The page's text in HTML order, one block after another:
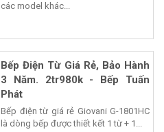
các model khác...
Bếp Điện Từ Giá Rẻ, Bảo Hành
3 Năm. 2tr980k - Bếp Tuấn
Phát
Bếp điện từ giá rẻ Giovani G-1801HC
là dòng bếp được thiết kết 1 từ + 1...